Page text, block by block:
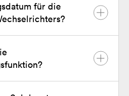
finden.für die
das früheste der
das Datum der
6 Monate nach dem
Informationen zu